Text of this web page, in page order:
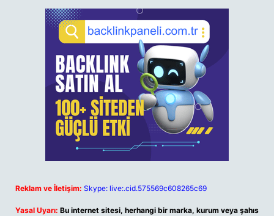
Reklam ve İletişim: Skype: live:.cid.575569c608265c69
Yasal Uyarı: Bu internet sitesi, herhangi bir marka, kurum veya şahıs